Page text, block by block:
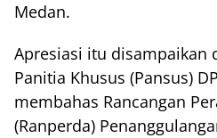
Medan.
Apresiasi itu disampaikan
Panitia Khusus (Pansus)
membahas Rancangan
(Ranperda)